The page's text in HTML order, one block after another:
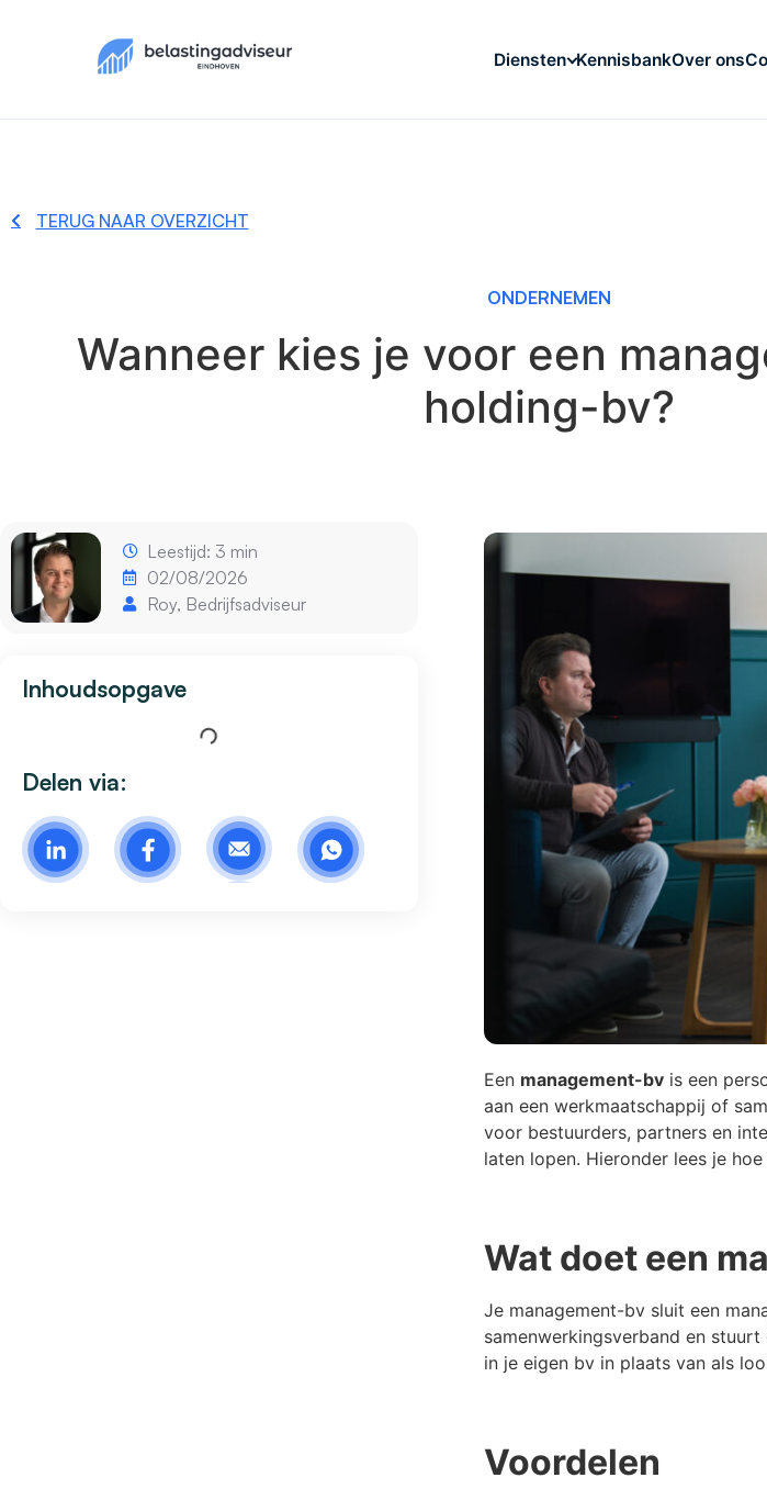
Diensten KennisbankOver ons
TERUG NAAR OVERZICHT
ONDERNEMEN
Wanneer kies je voor een
holding-bv?
Leestijd: 3 min
02/08/2026
Roy, Bedrijfsadviseur
Inhoudsopgave
Delen via:
Een management-bvis een
aan een werkmaatschappij of
voor bestuurders, partners en
laten lopen. Hieronder lees je
Wat doet een
Je management-bv sluit een
samenwerkingsverband en
in je eigen bv in plaats van als
Voordelen